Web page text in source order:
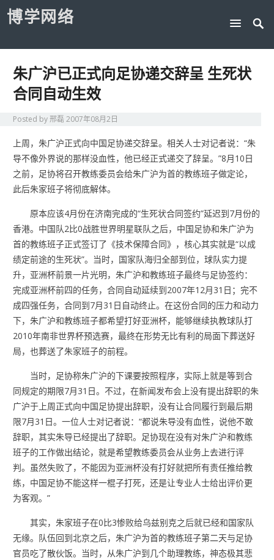
博学网络
朱广沪已正式向足协递交辞呈 生死状
合同自动生效
Posted by邢磊2007年08月2日
上周，朱广沪正式向中国足协递交辞呈。相关人士对记者说：“朱
导不像外界说的那样没血性，他已经正式递交了辞呈。”8月10日
之前，足协将召开教练委员会给朱广沪为首的教练班子做定论，
此后朱家班子将彻底解体。
原本应该4月份在济南完成的“生死状合同签约”延迟到7月份的
香港。中国队2比0战胜世界明星联队之后，中国足协和朱广沪为
首的教练班子正式签订了《技术保障合同》，核心其实就是“以成
绩定前途的生死状”。当时，国家队海归全部到位，球队实力提
升，亚洲杯前景一片光明，朱广沪和教练班子最终与足协签约：
完成亚洲杯前四的任务，合同自动延续到2007年12月31日；完不
成四强任务，合同到7月31日自动终止。在这份合同的压力和动力
下，朱广沪和教练班子都希望打好亚洲杯，能够继续执教球队打
2010年南非世界杯预选赛，最终在形势无比有利的局面下葬送好
局，也葬送了朱家班子的前程。
当时，足协称朱广沪的下课要按照程序，实际上就是等到合
同规定的期限7月31日。不过，在新闻发布会上没有提出辞职的朱
广沪于上周正式向中国足协提出辞职，没有让合同履行到最后期
限7月31日。一位人士对记者说：“都说朱导没有血性，说他不敢
辞职，其实朱导已经提出了辞职。足协现在没有对朱广沪和教练
班子的工作做出结论，就是希望教练委员会从业务上去进行评
判。虽然失败了，不能因为亚洲杯没有打好就把所有责任推给教
练，中国足协不能这样一棍子打死，还是让专业人士给出评价更
为客观。”
其实，朱家班子在0比3惨败给乌兹别克之后就已经和国家队
无缘。队伍回到北京之后，朱广沪为首的教练班子第二天与足协
官员吃了散伙饭。当时，从朱广沪到几个助理教练，神态极其悲